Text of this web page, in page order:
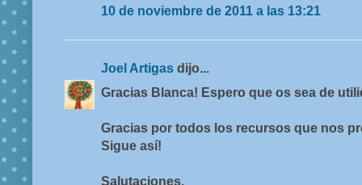
10 de noviembre de 2011 a las 13:21
Joel Artigas dijo...
Gracias Blanca! Espero que os sea de
Gracias por todos los recursos que nos
Sigue así!
Salutaciones.